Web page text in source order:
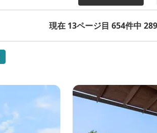
現在 13ページ目 654件中